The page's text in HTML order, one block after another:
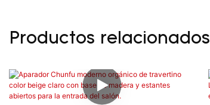
Productos relacionados